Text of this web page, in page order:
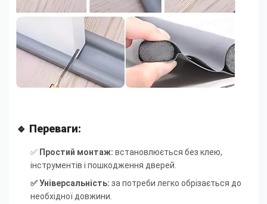
🔹 Переваги:
✅ Простий монтаж: встановлюється без клею,
інструментів і пошкодження дверей.
✅ Універсальність: за потреби легко обрізається до
необхідної довжини.